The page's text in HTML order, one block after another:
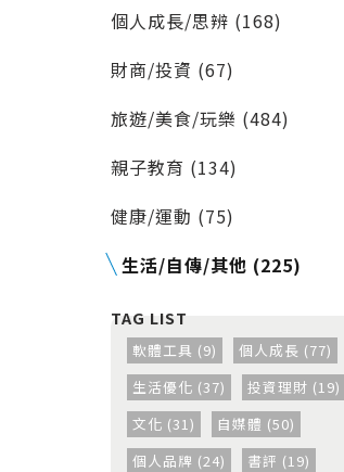
個人成長/思辨 (168)
財商/投資 (67)
旅遊/美食/玩樂 (484)
親子教育 (134)
健康/運動 (75)
生活/自傳/其他 (225)
軟體工具 (9)
個人成長 (77)
生活優化 (37)
投資理財 (19)
文化 (31)
自媒體 (50)
個人品牌 (24)
書評 (19)